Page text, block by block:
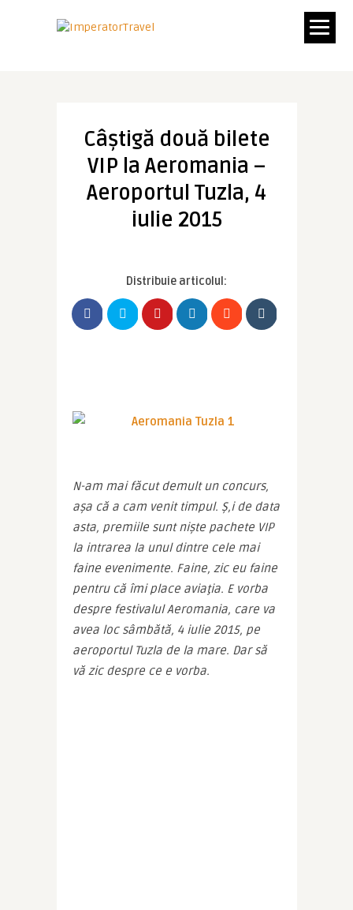
Câştigă două bilete
VIP la Aeromania –
Aeroportul Tuzla, 4
iulie 2015
Distribuie articolul:
N-am mai făcut demult un concurs,
aşa că a cam venit timpul. Ş,i de data
asta, premiile sunt nişte pachete VIP
la intrarea la unul dintre cele mai
faine evenimente. Faine, zic eu faine
pentru că îmi place aviaţia. E vorba
despre festivalul Aeromania, care va
avea loc sâmbătă, 4 iulie 2015, pe
aeroportul Tuzla de la mare. Dar să
vă zic despre ce e vorba.